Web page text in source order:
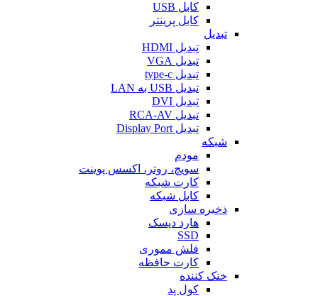
کابل USB
کابل پرینتر
تبدیل
تبدیل HDMI
تبدیل VGA
تبدیل type-c
تبدیل USB به LAN
تبدیل DVI
تبدیل RCA-AV
تبدیل Display Port
شبکه
مودم
سویچ، روتر، اکسس پوینت
کارت شبکه
کابل شبکه
ذخیره سازی
هارد دیسک
SSD
فلش مموری
کارت حافظه
خنک کننده
کول پد